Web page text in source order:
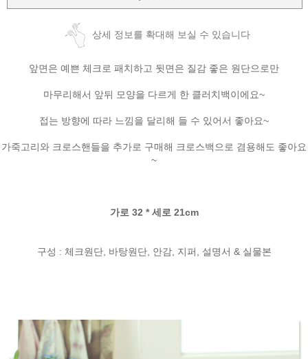
상세 정보를 확대해 보실 수 있습니다
앞면은 예쁜 체크로 패치하고 뒷면은 질감 좋은 원단으로만
마무리해서 앞뒤 모양을 다르게 한 클러치백이에요~
접는 방향에 따라 느낌을 달리해 들 수 있어서 좋아요~
가죽고리와 크로스핸들을 추가로 구매해 크로스백으로 겸용해도 좋아요
~
가로 32 * 세로 21cm
구성 : 체크원단, 바탕원단, 안감, 지퍼, 설명서 & 실물본